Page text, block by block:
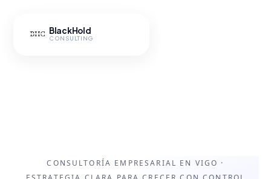
contenido
BlackHold
CONSULTING
Hub IA
CONSULTORÍA EMPRESARIAL EN VIGO ·